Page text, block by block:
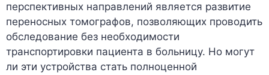
перспективных направлений является развитие
переносных томографов, позволяющих проводить
обследование без необходимости
транспортировки пациента в больницу. Но могут
ли эти устройства стать полноценной